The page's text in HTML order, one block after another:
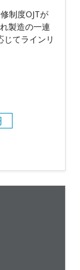
制度OJTが
製造の一連
てラインリ